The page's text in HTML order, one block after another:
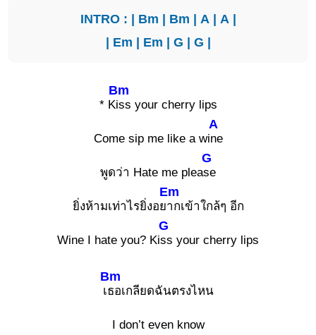
INTRO : | Bm | Bm | A | A |
| Em | Em | G | G |
* K
Bm
iss your cherry lips
Come sip me like a wi
A
ne
พูดว่า Hate me plea
G
se
ยิ่งห้ามเท่าไรยิ่งอย
Em
ากเข้าใกล้ๆ อีก
Wine I hate you? Ki
G
ss your cherry lips
เ
Bm
ธอเกลียดฉันตรงไหน
I don’t even know